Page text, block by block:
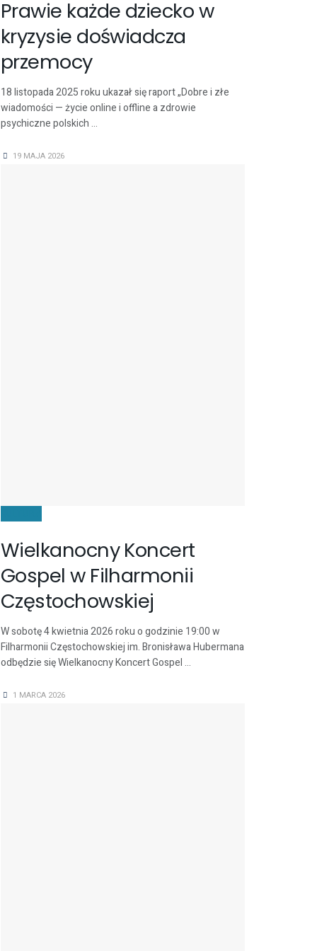
Prawie każde dziecko w
kryzysie doświadcza
przemocy
18 listopada 2025 roku ukazał się raport „Dobre i złe
wiadomości — życie online i offline a zdrowie
psychiczne polskich ...
19 MAJA 2026
Wielkanocny Koncert
Gospel w Filharmonii
Częstochowskiej
W sobotę 4 kwietnia 2026 roku o godzinie 19:00 w
Filharmonii Częstochowskiej im. Bronisława Hubermana
odbędzie się Wielkanocny Koncert Gospel ...
1 MARCA 2026